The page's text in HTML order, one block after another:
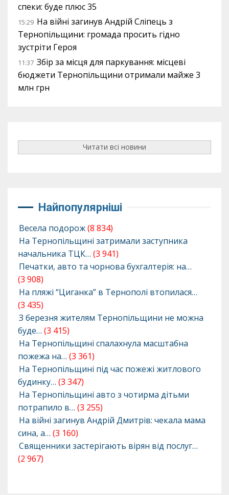
спеки: буде плюс 35
15:29 На війні загинув Андрій Сліпець з
Тернопільщини: громада просить гідно
зустріти Героя
11:37 Збір за місця для паркування: місцеві
бюджети Тернопільщини отримали майже 3
млн грн
Читати всі новини
Найпопулярніші
Весела подорож(8 834)
На Тернопільщині затримали заступника
начальника ТЦК… (3 941)
Печатки, авто та чорнова бухгалтерія: на…
(3 908)
На пляжі “Циганка” в Тернополі втопилася…
(3 435)
З березня жителям Тернопільщини не можна
буде… (3 415)
На Тернопільщині спалахнула масштабна
пожежа на… (3 361)
На Тернопільщині під час пожежі житлового
будинку… (3 347)
На Тернопільщині авто з чотирма дітьми
потрапило в… (3 255)
На війні загинув Андрій Дмитрів: чекала мама
сина, а… (3 160)
Священники застерігають вірян від послуг…
(2 967)